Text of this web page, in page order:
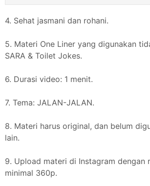
4. Sehat jasmani dan rohani.
5. Materi One Liner yang digunakan
SARA & Toilet Jokes.
6. Durasi video: 1 menit.
7. Tema: JALAN-JALAN.
8. Materi harus original, dan belum
lain.
9. Upload materi di Instagram dengan
minimal 360p.